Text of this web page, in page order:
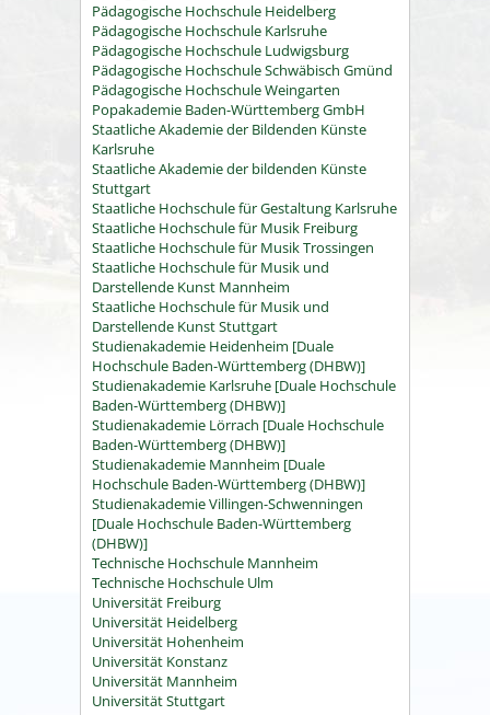
Pädagogische Hochschule Heidelberg
Pädagogische Hochschule Karlsruhe
Pädagogische Hochschule Ludwigsburg
Pädagogische Hochschule Schwäbisch Gmünd
Pädagogische Hochschule Weingarten
Popakademie Baden-Württemberg GmbH
Staatliche Akademie der Bildenden Künste
Karlsruhe
Staatliche Akademie der bildenden Künste
Stuttgart
Staatliche Hochschule für Gestaltung Karlsruhe
Staatliche Hochschule für Musik Freiburg
Staatliche Hochschule für Musik Trossingen
Staatliche Hochschule für Musik und
Darstellende Kunst Mannheim
Staatliche Hochschule für Musik und
Darstellende Kunst Stuttgart
Studienakademie Heidenheim [Duale
Hochschule Baden-Württemberg (DHBW)]
Studienakademie Karlsruhe [Duale Hochschule
Baden-Württemberg (DHBW)]
Studienakademie Lörrach [Duale Hochschule
Baden-Württemberg (DHBW)]
Studienakademie Mannheim [Duale
Hochschule Baden-Württemberg (DHBW)]
Studienakademie Villingen-Schwenningen
[Duale Hochschule Baden-Württemberg
(DHBW)]
Technische Hochschule Mannheim
Technische Hochschule Ulm
Universität Freiburg
Universität Heidelberg
Universität Hohenheim
Universität Konstanz
Universität Mannheim
Universität Stuttgart